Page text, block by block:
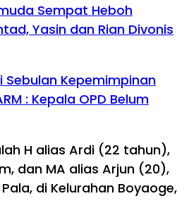
Sempat Heboh
Yasin dan Rian Divonis
Sebulan Kepemimpinan
: Kepala OPD Belum
H alias Ardi (22 tahun),
dan MA alias Arjun (20),
di Kelurahan Boyaoge,